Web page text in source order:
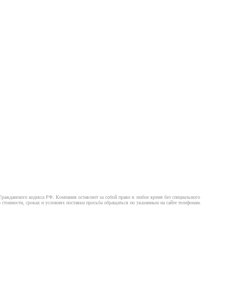
кодекса РФ. Компания оставляет за собой право в любое время без специального
сроках и условиях поставки просьба обращаться по указанным на сайте телефонам.